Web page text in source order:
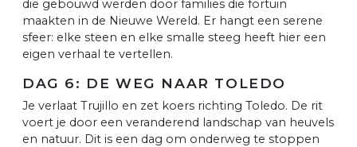
die gebouwd werden door families die fortuin
maakten in de Nieuwe Wereld. Er hangt een serene
sfeer: elke steen en elke smalle steeg heeft hier een
eigen verhaal te vertellen.
DAG 6: DE WEG NAAR TOLEDO
Je verlaat Trujillo en zet koers richting Toledo. De rit
voert je door een veranderend landschap van heuvels
en natuur. Dit is een dag om onderweg te stoppen